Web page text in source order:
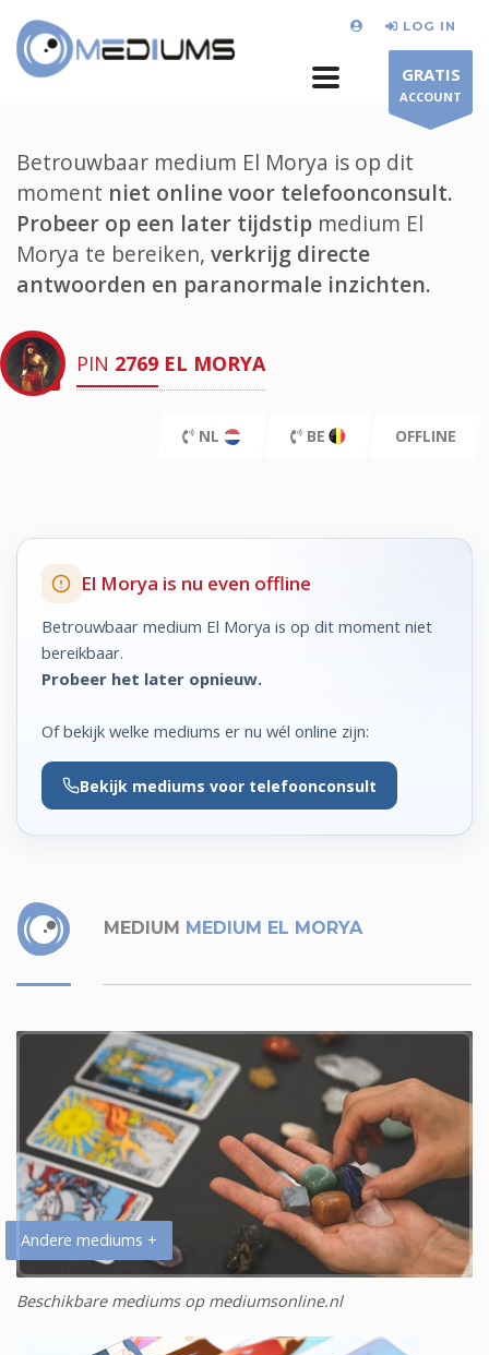
LOG IN
GRATIS
ACCOUNT
Betrouwbaar medium El Morya is op dit
moment niet online voor telefoonconsult.
Probeer op een later tijdstip medium El
Morya te bereiken, verkrijg directe
antwoorden en paranormale inzichten.
PIN 2769 EL MORYA
NL BE OFFLINE
El Morya is nu even offline
Betrouwbaar medium El Morya is op dit moment niet
bereikbaar.
Probeer het later opnieuw.
Of bekijk welke mediums er nu wél online zijn:
Bekijk mediums voor telefoonconsult
MEDIUM MEDIUM EL MORYA
Andere mediums +
Beschikbare mediums op mediumsonline.nl